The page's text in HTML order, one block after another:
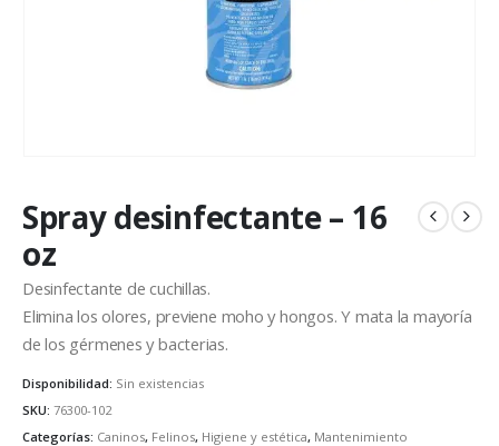
Spray desinfectante – 16
oz
Desinfectante de cuchillas.
Elimina los olores, previene moho y hongos. Y mata la mayoría
de los gérmenes y bacterias.
Disponibilidad: Sin existencias
SKU: 76300-102
Categorías: Caninos, Felinos, Higiene y estética, Mantenimiento